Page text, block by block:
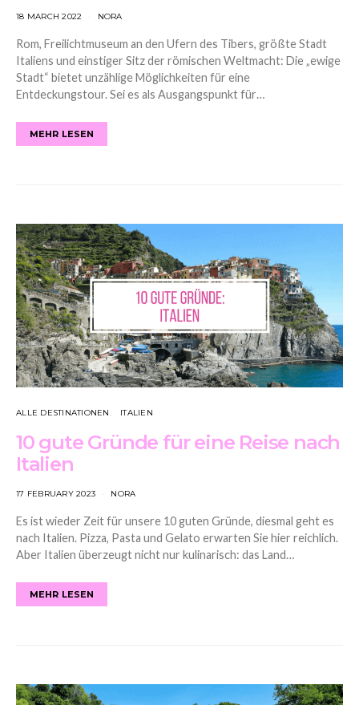
18 MARCH 2022 NORA
Rom, Freilichtmuseum an den Ufern des Tibers, größte Stadt
Italiens und einstiger Sitz der römischen Weltmacht: Die „ewige
Stadt“ bietet unzählige Möglichkeiten für eine
Entdeckungstour. Sei es als Ausgangspunkt für…
MEHR LESEN
ALLE DESTINATIONEN ITALIEN
10 gute Gründe für eine Reise nach
Italien
17 FEBRUARY 2023 NORA
Es ist wieder Zeit für unsere 10 guten Gründe, diesmal geht es
nach Italien. Pizza, Pasta und Gelato erwarten Sie hier reichlich.
Aber Italien überzeugt nicht nur kulinarisch: das Land…
MEHR LESEN